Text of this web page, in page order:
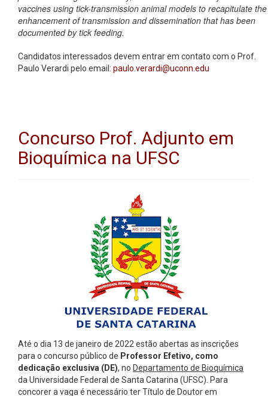
vaccines using tick-transmission animal models to recapitulate the
enhancement of transmission and dissemination that has been
documented by tick feeding.
Candidatos interessados devem entrar em contato com o Prof.
Paulo Verardi pelo email: paulo.verardi@uconn.edu
Concurso Prof. Adjunto em
Bioquímica na UFSC
Até o dia 13 de janeiro de 2022 estão abertas as inscrições
para o concurso público de Professor Efetivo, como
dedicação exclusiva (DE), no Departamento de Bioquímica
da Universidade Federal de Santa Catarina (UFSC). Para
concorer a vaga é necessário ter Título de Doutor em